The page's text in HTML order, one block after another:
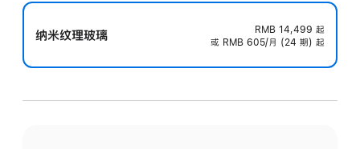
纳米纹理玻璃 RMB 14,499 起
或 RMB 605/月 (24 期) 起